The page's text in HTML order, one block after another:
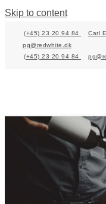
Skip to content
(+45) 23 20 94 84
Carl
pg@redwhite.dk
(+45) 23 20 94 84